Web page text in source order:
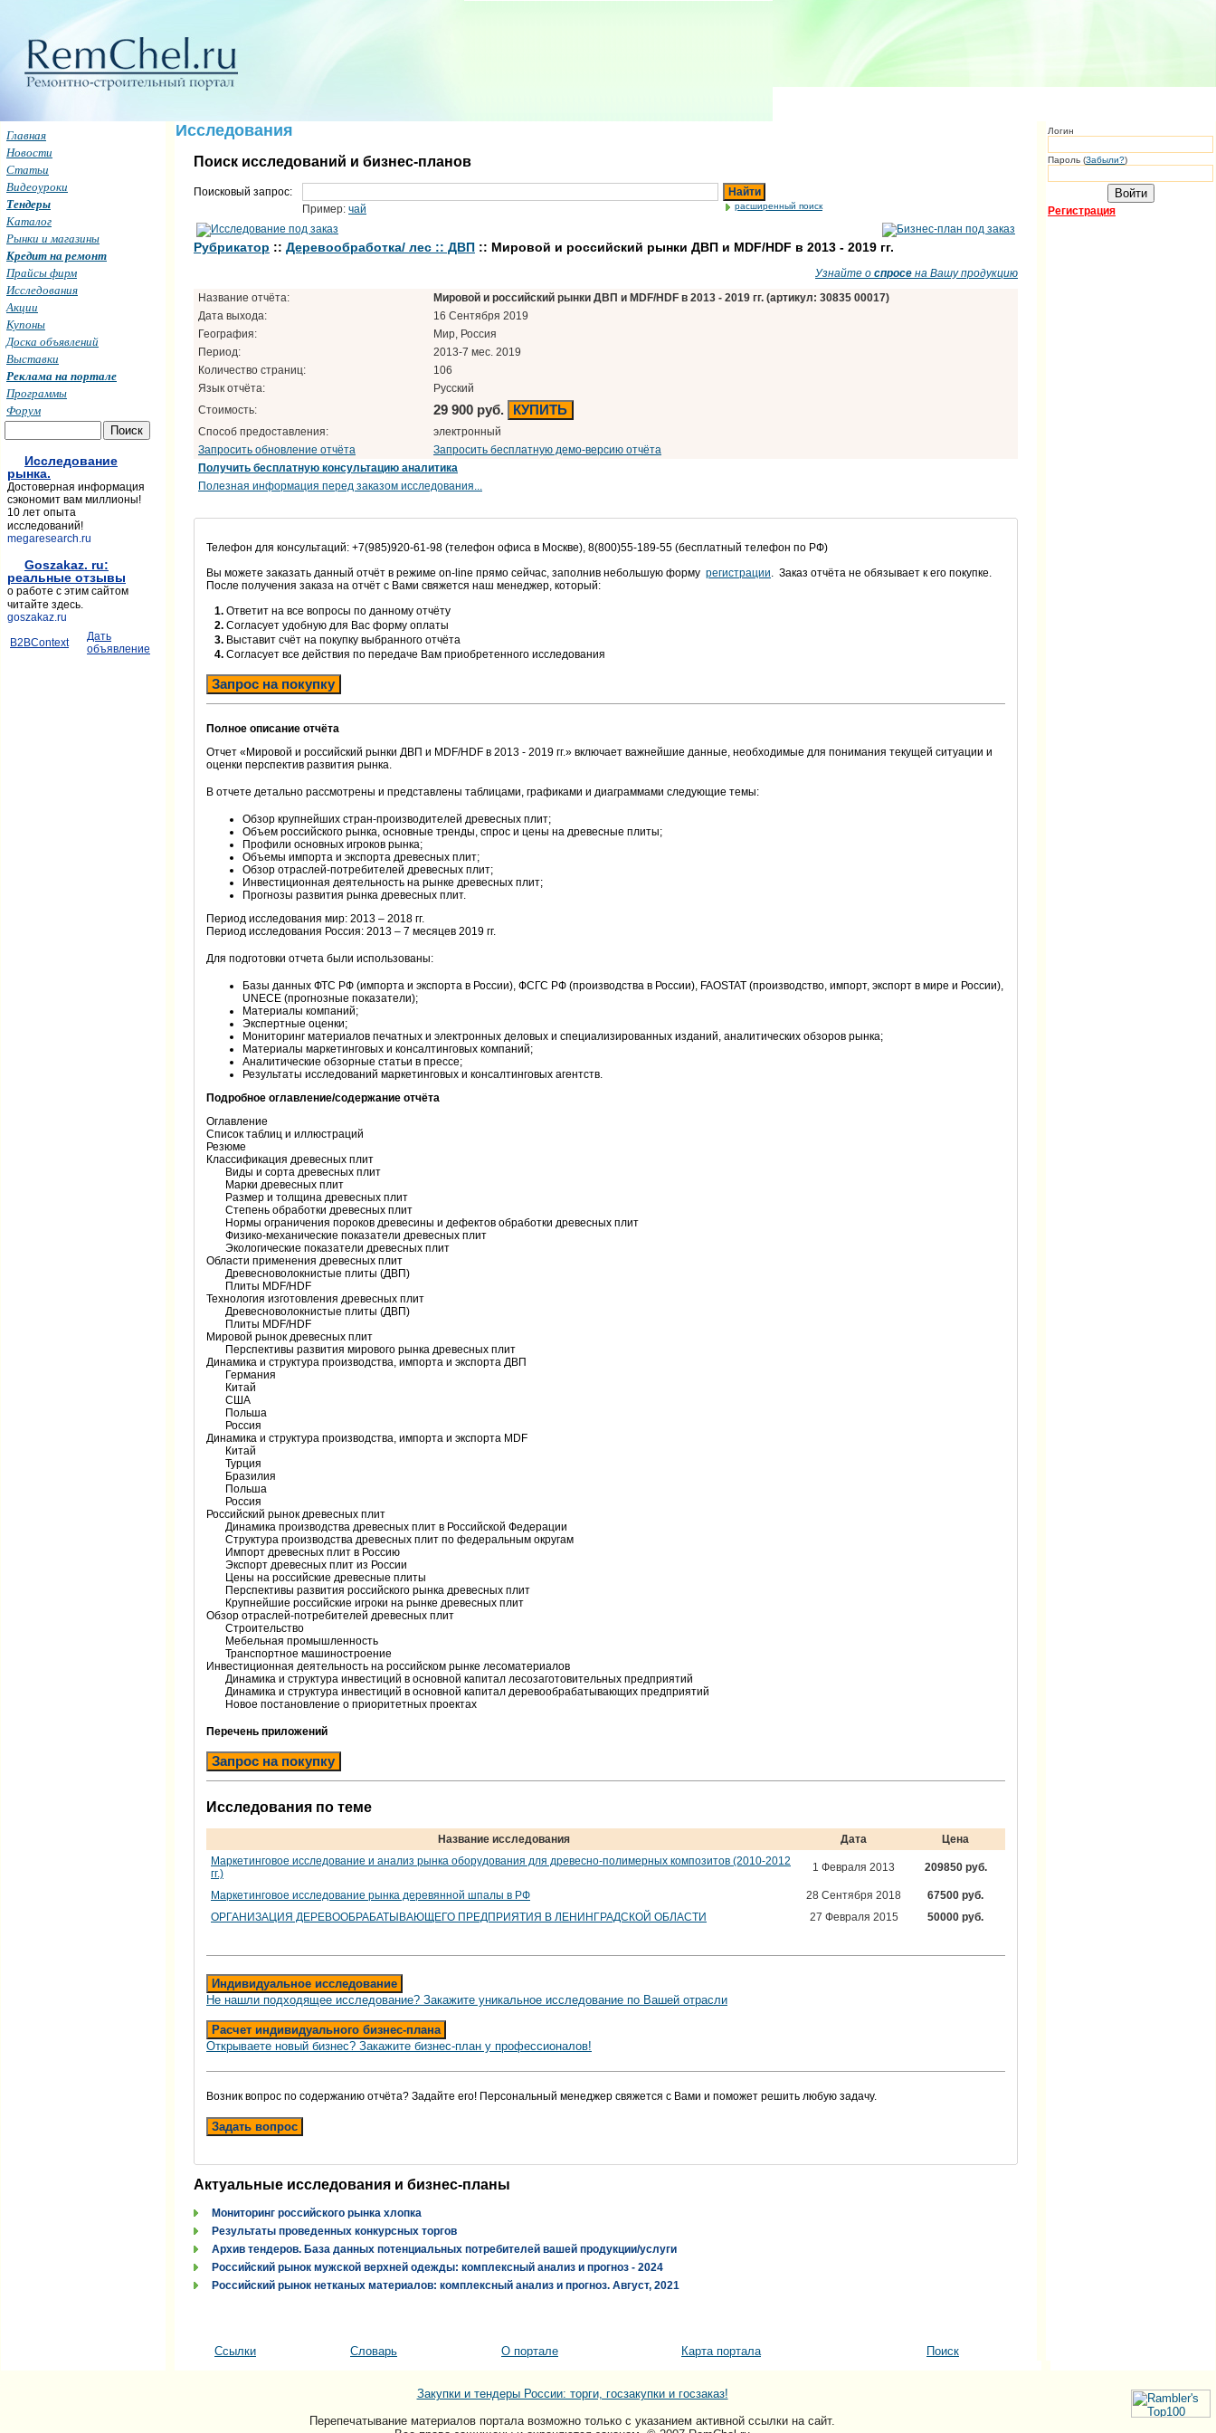
Исследования
Поиск исследований и бизнес-планов
Поисковый запрос:
Найти
Пример: чай расширенный поиск
Рубрикатор :: Деревообработка/ лес :: ДВП :: Мировой и российский рынки ДВП и MDF/HDF в 2013 - 2019 гг.
Узнайте о спросе на Вашу продукцию
Название отчёта:
Мировой и российский рынки ДВП и MDF/HDF в 2013 - 2019 гг. (артикул: 30835 00017)
Дата выхода:
16 Сентября 2019
География:
Мир, Россия
Период:
2013-7 мес. 2019
Количество страниц:
106
Язык отчёта:
Русский
Стоимость:
29 900 руб. КУПИТЬ
Способ предоставления:
электронный
Запросить обновление отчёта
Запросить бесплатную демо-версию отчёта
Получить бесплатную консультацию аналитика
Полезная информация перед заказом исследования...
Телефон для консультаций: +7(985)920-61-98 (телефон офиса в Москве), 8(800)55-189-55 (бесплатный телефон по РФ)
Вы можете заказать данный отчёт в режиме on-line прямо сейчас, заполнив небольшую форму регистрации. Заказ отчёта не обязывает к его покупке.
После получения заказа на отчёт с Вами свяжется наш менеджер, который:
1. Ответит на все вопросы по данному отчёту
2. Согласует удобную для Вас форму оплаты
3. Выставит счёт на покупку выбранного отчёта
4. Согласует все действия по передаче Вам приобретенного исследования
Запрос на покупку
Полное описание отчёта
Отчет «Мировой и российский рынки ДВП и MDF/HDF в 2013 - 2019 гг.» включает важнейшие данные, необходимые для понимания текущей ситуации и
оценки перспектив развития рынка.
В отчете детально рассмотрены и представлены таблицами, графиками и диаграммами следующие темы:
Обзор крупнейших стран-производителей древесных плит;
Объем российского рынка, основные тренды, спрос и цены на древесные плиты;
Профили основных игроков рынка;
Объемы импорта и экспорта древесных плит;
Обзор отраслей-потребителей древесных плит;
Инвестиционная деятельность на рынке древесных плит;
Прогнозы развития рынка древесных плит.
Период исследования мир: 2013 – 2018 гг.
Период исследования Россия: 2013 – 7 месяцев 2019 гг.
Для подготовки отчета были использованы:
Базы данных ФТС РФ (импорта и экспорта в России), ФСГС РФ (производства в России), FAOSTAT (производство, импорт, экспорт в мире и России),
UNECE (прогнозные показатели);
Материалы компаний;
Экспертные оценки;
Мониторинг материалов печатных и электронных деловых и специализированных изданий, аналитических обзоров рынка;
Материалы маркетинговых и консалтинговых компаний;
Аналитические обзорные статьи в прессе;
Результаты исследований маркетинговых и консалтинговых агентств.
Подробное оглавление/содержание отчёта
Оглавление
Список таблиц и иллюстраций
Резюме
Классификация древесных плит
Виды и сорта древесных плит
Марки древесных плит
Размер и толщина древесных плит
Степень обработки древесных плит
Нормы ограничения пороков древесины и дефектов обработки древесных плит
Физико-механические показатели древесных плит
Экологические показатели древесных плит
Области применения древесных плит
Древесноволокнистые плиты (ДВП)
Плиты MDF/HDF
Технология изготовления древесных плит
Древесноволокнистые плиты (ДВП)
Плиты MDF/HDF
Мировой рынок древесных плит
Перспективы развития мирового рынка древесных плит
Динамика и структура производства, импорта и экспорта ДВП
Германия
Китай
США
Польша
Россия
Динамика и структура производства, импорта и экспорта MDF
Китай
Турция
Бразилия
Польша
Россия
Российский рынок древесных плит
Динамика производства древесных плит в Российской Федерации
Структура производства древесных плит по федеральным округам
Импорт древесных плит в Россию
Экспорт древесных плит из России
Цены на российские древесные плиты
Перспективы развития российского рынка древесных плит
Крупнейшие российские игроки на рынке древесных плит
Обзор отраслей-потребителей древесных плит
Строительство
Мебельная промышленность
Транспортное машиностроение
Инвестиционная деятельность на российском рынке лесоматериалов
Динамика и структура инвестиций в основной капитал лесозаготовительных предприятий
Динамика и структура инвестиций в основной капитал деревообрабатывающих предприятий
Новое постановление о приоритетных проектах
Перечень приложений
Запрос на покупку
Исследования по теме
Название исследования Дата
Цена
Маркетинговое исследование и анализ рынка оборудования для древесно-полимерных композитов (2010-2012
гг.)
1 Февраля 2013 209850 руб.
Маркетинговое исследование рынка деревянной шпалы в РФ 28 Сентября 2018
67500 руб.
ОРГАНИЗАЦИЯ ДЕРЕВООБРАБАТЫВАЮЩЕГО ПРЕДПРИЯТИЯ В ЛЕНИНГРАДСКОЙ ОБЛАСТИ
27 Февраля 2015 50000 руб.
Индивидуальное исследование
Не нашли подходящее исследование? Закажите уникальное исследование по Вашей отрасли
Расчет индивидуального бизнес-плана
Открываете новый бизнес? Закажите бизнес-план у профессионалов!
Возник вопрос по содержанию отчёта? Задайте его! Персональный менеджер свяжется с Вами и поможет решить любую задачу.
Задать вопрос
Актуальные исследования и бизнес-планы
Мониторинг российского рынка хлопка
Результаты проведенных конкурсных торгов
Архив тендеров. База данных потенциальных потребителей вашей продукции/услуги
Российский рынок мужской верхней одежды: комплексный анализ и прогноз - 2024
Российский рынок нетканых материалов: комплексный анализ и прогноз. Август, 2021
Ссылки Словарь О портале Карта портала Поиск
Главная
Новости
Статьи
Видеоуроки
Тендеры
Каталог
Рынки и магазины
Кредит на ремонт
Прайсы фирм
Исследования
Акции
Купоны
Доска объявлений
Выставки
Реклама на портале
Программы
Форум
Исследование
рынка.
Достоверная информация
сэкономит вам миллионы!
10 лет опыта
исследований!
megaresearch.ru
Goszakaz. ru:
реальные отзывы
о работе с этим сайтом
читайте здесь.
goszakaz.ru
B2BContext
Дать
объявление
Логин
Пароль (Забыли?)
Регистрация
Закупки и тендеры России: торги, госзакупки и госзаказ!
Перепечатывание материалов портала возможно только c указанием активной ссылки на сайт.